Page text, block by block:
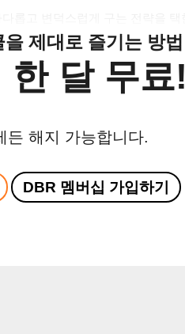
제대로 즐기는 방법
한 달 무료!
든 해지 가능합니다.
DBR 멤버십 가입하기